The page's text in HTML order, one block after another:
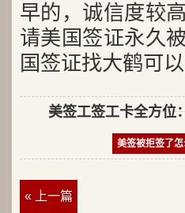
早的，诚信度较
请美国签证永久
国签证找大鹤可
美签工签工卡全方位
美签被拒签了
« 上一篇